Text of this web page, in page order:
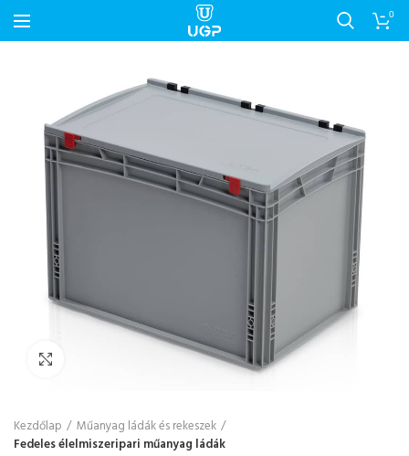
0
Kezdőlap
Műanyag ládák és rekeszek
Fedeles élelmiszeripari műanyag ládák